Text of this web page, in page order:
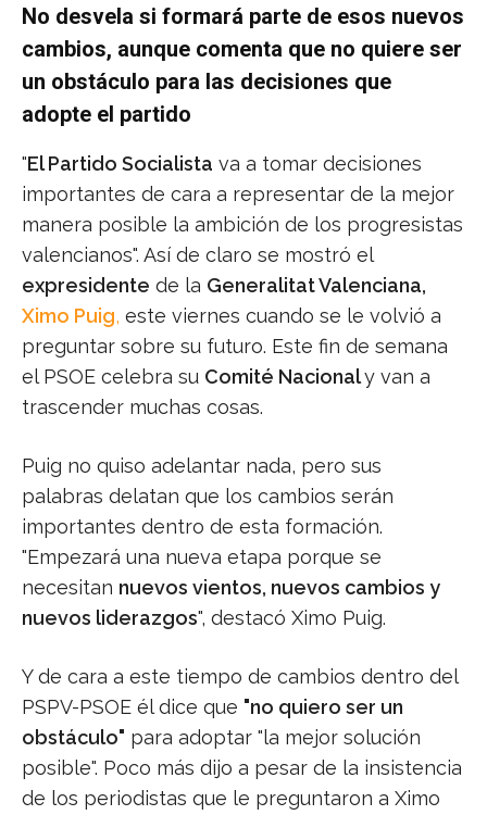
No desvela si formará parte de esos nuevos
cambios, aunque comenta que no quiere ser
un obstáculo para las decisiones que
adopte el partido
"El Partido Socialista va a tomar decisiones
importantes de cara a representar de la mejor
manera posible la ambición de los progresistas
valencianos". Así de claro se mostró el
expresidente de la Generalitat Valenciana,
Ximo Puig, este viernes cuando se le volvió a
preguntar sobre su futuro. Este fin de semana
el PSOE celebra su Comité Nacionaly van a
trascender muchas cosas.
Puig no quiso adelantar nada, pero sus
palabras delatan que los cambios serán
importantes dentro de esta formación.
"Empezará una nueva etapa porque se
necesitan nuevos vientos, nuevos cambios y
nuevos liderazgos", destacó Ximo Puig.
Y de cara a este tiempo de cambios dentro del
PSPV-PSOE él dice que "no quiero ser un
obstáculo" para adoptar "la mejor solución
posible". Poco más dijo a pesar de la insistencia
de los periodistas que le preguntaron a Ximo